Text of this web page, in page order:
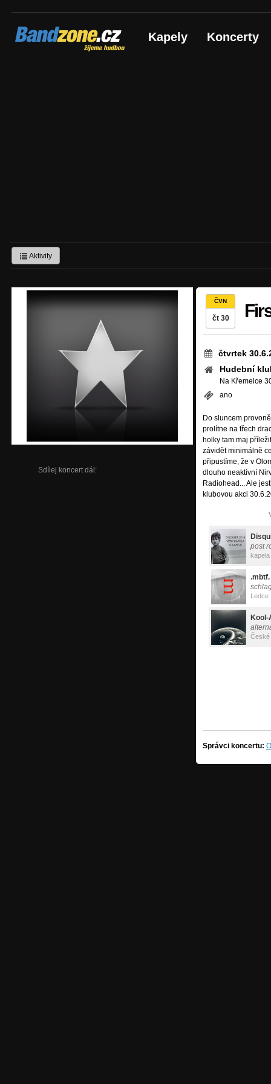
Bandzone.cz
žijeme hudbou Kapely Koncerty
Aktivity
Sdílej koncert dál:
ČVN
čt 30
čtvrtek
Hudební
Na Křemelce
ano
Do sluncem
prolítne na třech
holky tam maj
závidět minimálně
připustíme, že v
dlouho neaktivní
Radiohead... Ale
klubovou akci
post
.mbtf.
Ledce
Kool-
České
Správci koncertu: